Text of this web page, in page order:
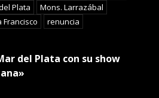
Plata
Mons. Larrazábal
Francisco renuncia
del Plata con su show